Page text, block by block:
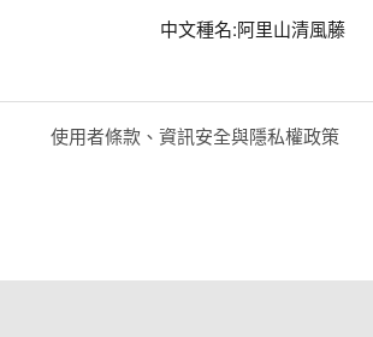
中文種名:阿里山清風藤
使用者條款、資訊安全與隱私權政策